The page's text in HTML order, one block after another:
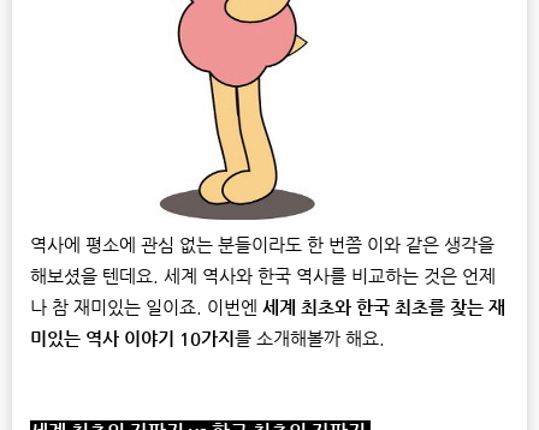
역사에 평소에 관심 없는 분들이라도 한 번쯤 이와 같은 생각을
해보셨을 텐데요. 세계 역사와 한국 역사를 비교하는 것은 언제
나 참 재미있는 일이죠. 이번엔 세계 최초와 한국 최초를 찾는 재
미있는 역사 이야기 10가지 를 소개해볼까 해요.